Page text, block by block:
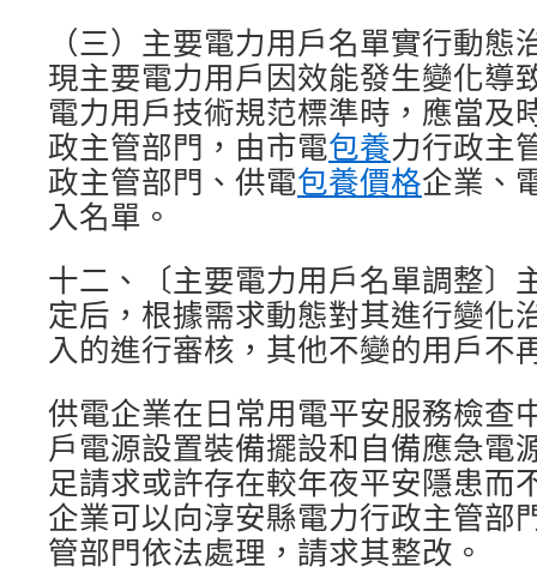
（三）主要電力用戶名單實行動態
現主要電力用戶因效能發生變化導
電力用戶技術規范標準時，應當及
政主管部門，由市電包養力行政主
政主管部門、供電包養價格企業、
入名單。
十二、〔主要電力用戶名單調整〕
定后，根據需求動態對其進行變化
入的進行審核，其他不變的用戶不
供電企業在日常用電平安服務檢查
戶電源設置裝備擺設和自備應急電
足請求或許存在較年夜平安隱患而
企業可以向淳安縣電力行政主管部
管部門依法處理，請求其整改。